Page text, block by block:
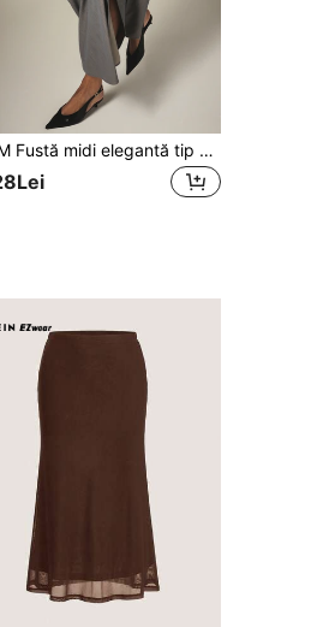
KSTM Fustă midi elegantă tip wrap, cu detaliu drapat și nod, siluetă A-line croită, stil office chic, toamnă-iarnă